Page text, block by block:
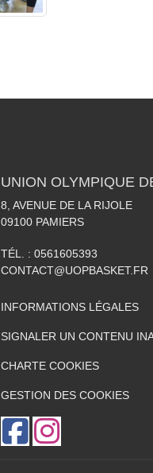
UNION OLYMPIQUE
8, AVENUE DE LA RIJOLE
09100 PAMIERS
TÉL. : 0561605393
CONTACT@UOPBASKET.FR
INFORMATIONS LÉGALES
SIGNALER UN CONTENU
CHARTE COOKIES
GESTION DES COOKIES